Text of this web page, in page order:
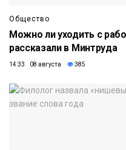
Общество
Можно ли уходить с
рассказали в Минтруда
14:33 08 августа 385